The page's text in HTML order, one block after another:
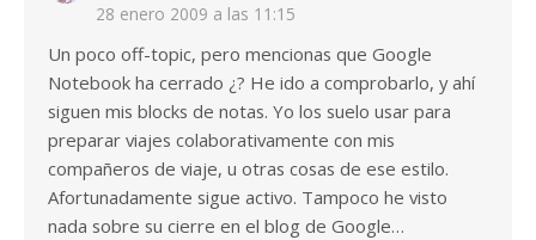
28 enero 2009 a las 11:15
Un poco off-topic, pero mencionas que Google
Notebook ha cerrado ¿? He ido a comprobarlo, y ahí
siguen mis blocks de notas. Yo los suelo usar para
preparar viajes colaborativamente con mis
compañeros de viaje, u otras cosas de ese estilo.
Afortunadamente sigue activo. Tampoco he visto
nada sobre su cierre en el blog de Google…